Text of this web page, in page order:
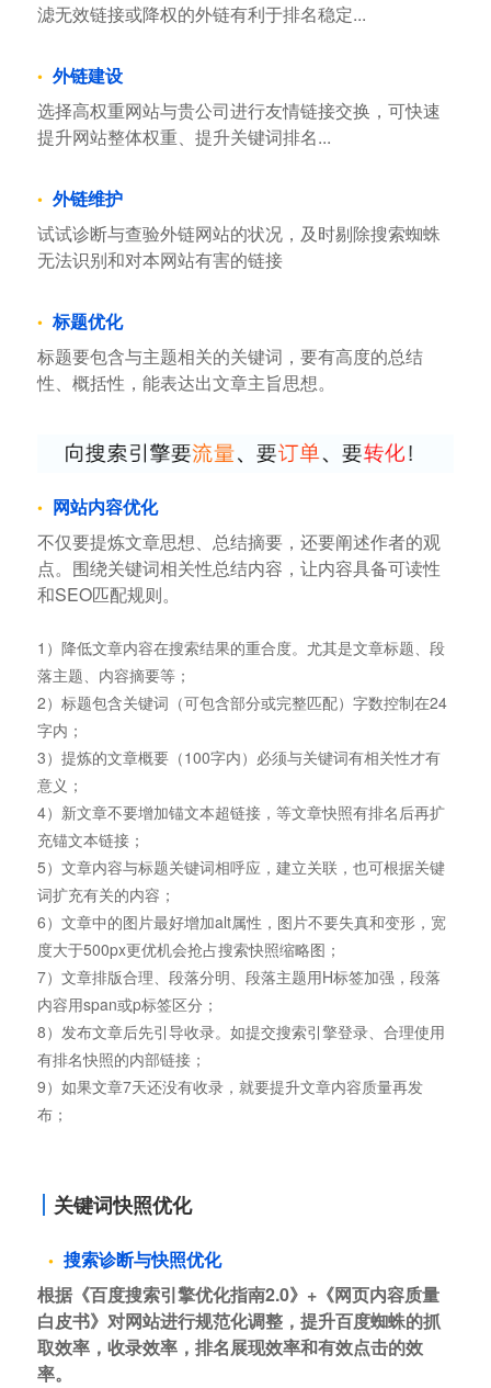
滤无效链接或降权的外链有利于排名稳定...
外链建设
选择高权重网站与贵公司进行友情链接交换，可快速
提升网站整体权重、提升关键词排名...
外链维护
试试诊断与查验外链网站的状况，及时剔除搜索蜘蛛
无法识别和对本网站有害的链接
标题优化
标题要包含与主题相关的关键词，要有高度的总结
性、概括性，能表达出文章主旨思想。
网站内容优化
不仅要提炼文章思想、总结摘要，还要阐述作者的观
点。围绕关键词相关性总结内容，让内容具备可读性
和SEO匹配规则。
1）降低文章内容在搜索结果的重合度。尤其是文章标题、段
落主题、内容摘要等；
2）标题包含关键词（可包含部分或完整匹配）字数控制在24
字内；
3）提炼的文章概要（100字内）必须与关键词有相关性才有
意义；
4）新文章不要增加锚文本超链接，等文章快照有排名后再扩
充锚文本链接；
5）文章内容与标题关键词相呼应，建立关联，也可根据关键
词扩充有关的内容；
6）文章中的图片最好增加alt属性，图片不要失真和变形，宽
度大于500px更优机会抢占搜索快照缩略图；
7）文章排版合理、段落分明、段落主题用H标签加强，段落
内容用span或p标签区分；
8）发布文章后先引导收录。如提交搜索引擎登录、合理使用
有排名快照的内部链接；
9）如果文章7天还没有收录，就要提升文章内容质量再发
布；
关键词快照优化
搜索诊断与快照优化
根据《百度搜索引擎优化指南2.0》+《网页内容质量
白皮书》对网站进行规范化调整，提升百度蜘蛛的抓
取效率，收录效率，排名展现效率和有效点击的效
率。